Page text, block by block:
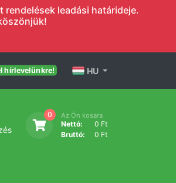
leadási határideje.
hírlevelünkre! HU
0 Az Ön kosara
Nettó:
0 Ft
Bruttó:
0 Ft